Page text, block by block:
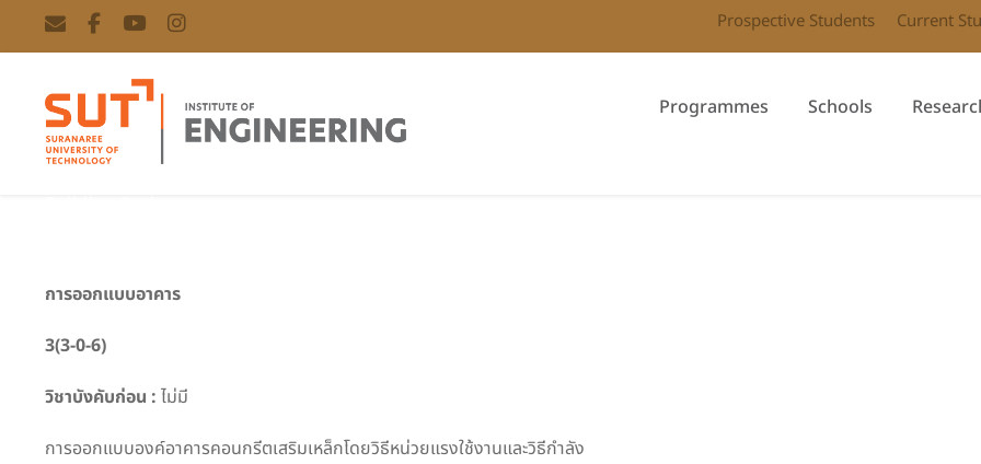
Prospective Students Current
Programmes Schools
การออกแบบอาคาร
3(3-0-6)
วิชาบังคับก่อน : ไม่มี
การออกแบบองค์อาคารคอนกรีตเสริมเหล็กโดยวิธีหน่วยแรงใช้งานและวิธีกำลัง